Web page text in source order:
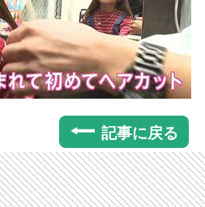
記事に戻る